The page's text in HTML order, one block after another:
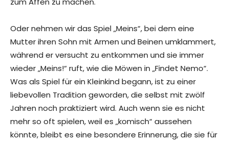
Oder nehmen wir das Spiel „Meins“, bei dem eine
Mutter ihren Sohn mit Armen und Beinen umklammert,
während er versucht zu entkommen und sie immer
wieder „Meins!“ ruft, wie die Möwen in „Findet Nemo“.
Was als Spiel für ein Kleinkind begann, ist zu einer
liebevollen Tradition geworden, die selbst mit zwölf
Jahren noch praktiziert wird. Auch wenn sie es nicht
mehr so oft spielen, weil es „komisch“ aussehen
könnte, bleibt es eine besondere Erinnerung, die sie für